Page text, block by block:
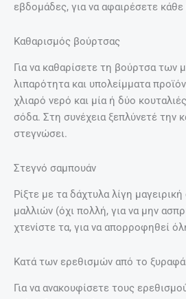
εβδομάδες, για να αφαιρέσετε κάθε
Καθαρισμός βούρτσας
Για να καθαρίσετε τη βούρτσα των
λιπαρότητα και υπολείμματα
χλιαρό νερό και μία ή δύο
σόδα. Στη συνέχεια ξεπλύνετέ την
στεγνώσει.
Στεγνό σαμπουάν
Ρίξτε με τα δάχτυλα λίγη
μαλλιών (όχι πολλή, για να μην
χτενίστε τα, για να απορροφηθεί
Κατά των ερεθισμών από το
Για να ανακουφίσετε τους